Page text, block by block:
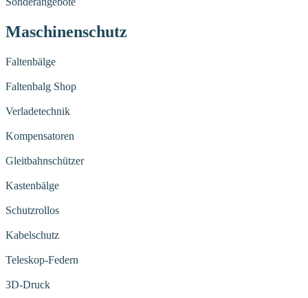
Maschinenschutz
Faltenbälge
Faltenbalg Shop
Verladetechnik
Kompensatoren
Gleitbahnschützer
Kastenbälge
Schutzrollos
Kabelschutz
Teleskop-Federn
3D-Druck